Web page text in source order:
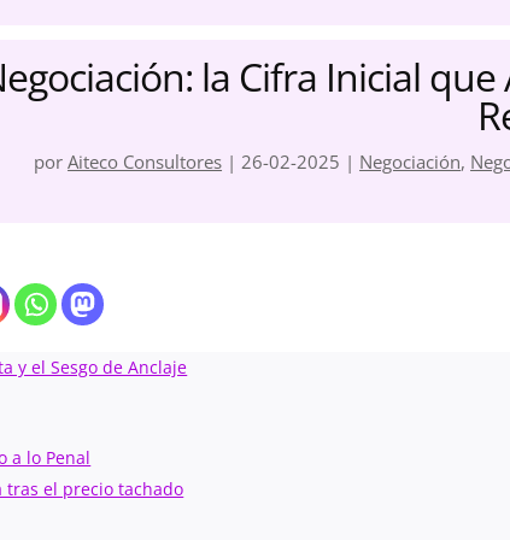
la Cifra Inicial que
porAiteco Consultores | 26-02-2025 | Negociación,
y el Sesgo de Anclaje
a lo Penal
tras el precio tachado